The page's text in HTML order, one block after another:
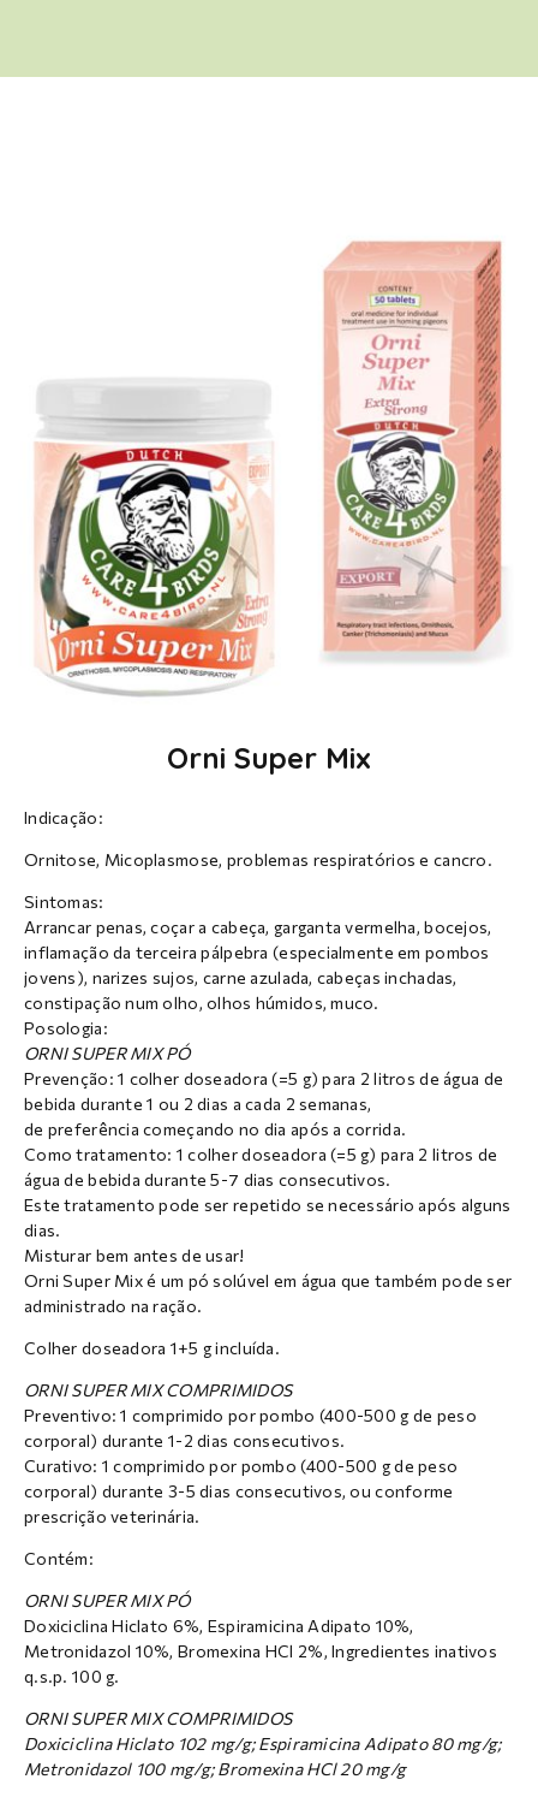
Orni Super Mix
Indicação:
Ornitose, Micoplasmose, problemas respiratórios e cancro.
Sintomas:
Arrancar penas, coçar a cabeça, garganta vermelha, bocejos,
inflamação da terceira pálpebra (especialmente em pombos
jovens), narizes sujos, carne azulada, cabeças inchadas,
constipação num olho, olhos húmidos, muco.
Posologia:
ORNI SUPER MIX PÓ
Prevenção: 1 colher doseadora (=5 g) para 2 litros de água de
bebida durante 1 ou 2 dias a cada 2 semanas,
de preferência começando no dia após a corrida.
Como tratamento: 1 colher doseadora (=5 g) para 2 litros de
água de bebida durante 5-7 dias consecutivos.
Este tratamento pode ser repetido se necessário após alguns
dias.
Misturar bem antes de usar!
Orni Super Mix é um pó solúvel em água que também pode ser
administrado na ração.
Colher doseadora 1+5 g incluída.
ORNI SUPER MIX COMPRIMIDOS
Preventivo: 1 comprimido por pombo (400-500 g de peso
corporal) durante 1-2 dias consecutivos.
Curativo: 1 comprimido por pombo (400-500 g de peso
corporal) durante 3-5 dias consecutivos, ou conforme
prescrição veterinária.
Contém:
ORNI SUPER MIX PÓ
Doxiciclina Hiclato 6%, Espiramicina Adipato 10%,
Metronidazol 10%, Bromexina HCl 2%, Ingredientes inativos
q.s.p. 100 g.
ORNI SUPER MIX COMPRIMIDOS
Doxiciclina Hiclato 102 mg/g; Espiramicina Adipato80 mg/g;
Metronidazol 100 mg/g; Bromexina HCl20 mg/g